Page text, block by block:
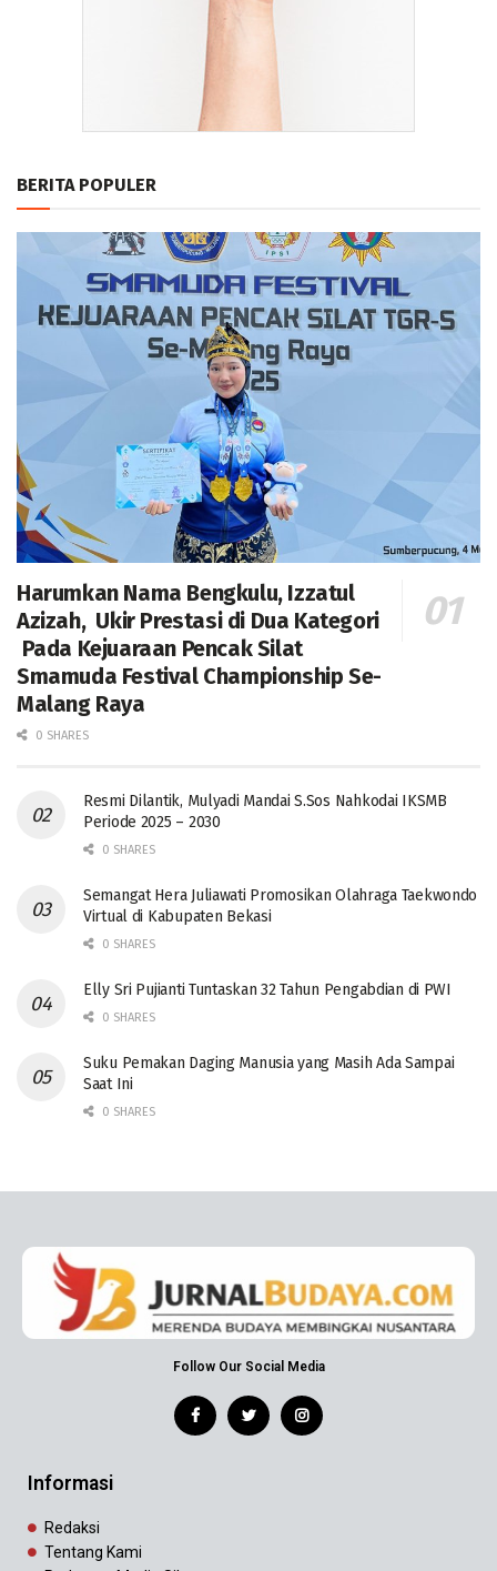
BERITA POPULER
Harumkan Nama Bengkulu, Izzatul
Azizah, Ukir Prestasi di Dua Kategori
Pada Kejuaraan Pencak Silat
Smamuda Festival Championship Se-
Malang Raya
0 SHARES
Resmi Dilantik, Mulyadi Mandai S.Sos Nahkodai IKSMB
Periode 2025 – 2030
0 SHARES
Semangat Hera Juliawati Promosikan Olahraga Taekwondo
Virtual di Kabupaten Bekasi
0 SHARES
Elly Sri Pujianti Tuntaskan 32 Tahun Pengabdian di PWI
0 SHARES
‎Suku Pemakan Daging Manusia yang Masih Ada Sampai
Saat Ini
0 SHARES
Follow Our Social Media
Informasi
Redaksi
Tentang Kami